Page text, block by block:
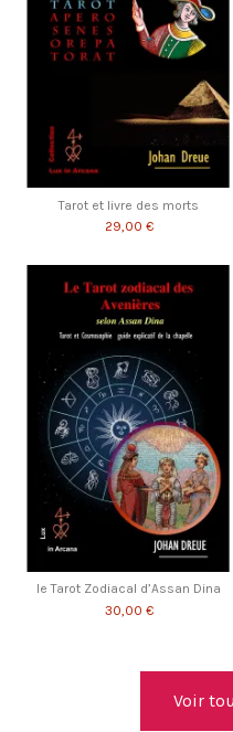
Tarot et livre des morts
29,00 €
le Tarot Zodiacal d’Assan Dina
30,00 €
Voir